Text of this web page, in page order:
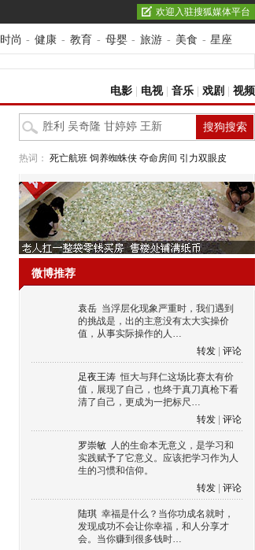
欢迎入驻搜狐媒体平台
时尚 - 健康 - 教育 - 母婴 - 旅游 - 美食 - 星座
电影 电视| 音乐 戏剧 视频
热词： 死亡航班 饲养蜘蛛侠 夺命房间 引力双眼皮
微博推荐
袁岳 当浮层化现象严重时，我们遇到
的挑战是，出的主意没有太大实操价
值，从事实际操作的人…
转发
评论
足夜王涛 恒大与拜仁这场比赛太有价
值，展现了自己，也终于真刀真枪下看
清了自己，更成为一把标尺…
转发
评论
罗崇敏 人的生命本无意义，是学习和
实践赋予了它意义。应该把学习作为人
生的习惯和信仰。
转发
评论
陆琪 幸福是什么？当你功成名就时，
发现成功不会让你幸福，和人分享才
会。当你赚到很多钱时…